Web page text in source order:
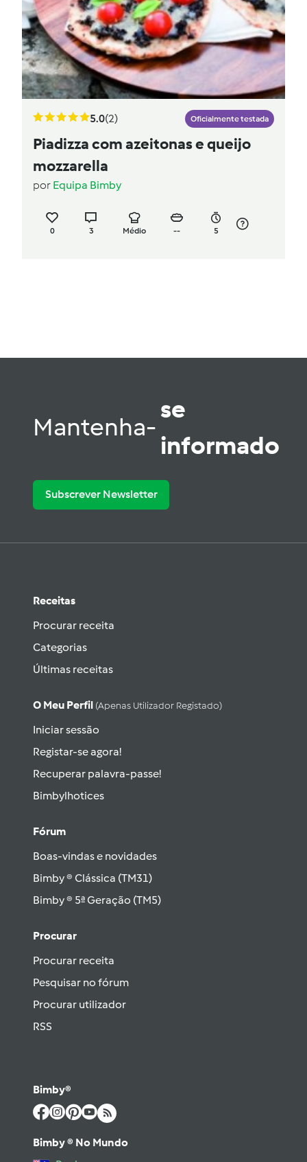
5.0(2) Oficialmente testada
Piadizza com azeitonas e queijo
mozzarella
por Equipa Bimby
0 3 Médio -- 5
Mantenha-
se
informado
Subscrever Newsletter
Receitas
Procurar receita
Categorias
Últimas receitas
O Meu Perfil (apenas Utilizador Registado)
Iniciar sessão
Registar-se agora!
Recuperar palavra-passe!
Bimbylhotices
Fórum
Boas-vindas e novidades
Bimby ® Clássica (TM31)
Bimby ® 5ª Geração (TM5)
Procurar
Procurar receita
Pesquisar no fórum
Procurar utilizador
RSS
Bimby®
Bimby ® No Mundo